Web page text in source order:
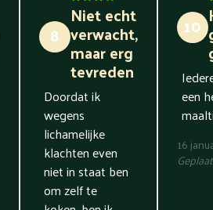
8
Niet echt
verwacht,
maar erg
tevreden
Doordat ik
wegens
lichamelijke
klachten even
niet in staat ben
om zelf te
10
een
16